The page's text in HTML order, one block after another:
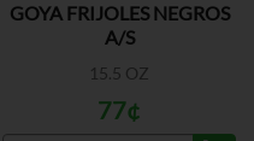
GOYA FRIJOLES NEGROS
A/S
15.5 OZ
77¢